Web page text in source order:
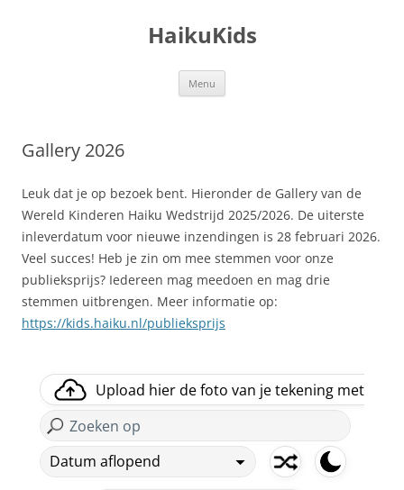
HaikuKids
Menu
Gallery 2026
Leuk dat je op bezoek bent. Hieronder de Gallery van de
Wereld Kinderen Haiku Wedstrijd 2025/2026. De uiterste
inleverdatum voor nieuwe inzendingen is 28 februari 2026.
Veel succes! Heb je zin om mee stemmen voor onze
publieksprijs? Iedereen mag meedoen en mag drie
stemmen uitbrengen. Meer informatie op:
https://kids.haiku.nl/publieksprijs
Upload hier de foto van je tekening met haiku